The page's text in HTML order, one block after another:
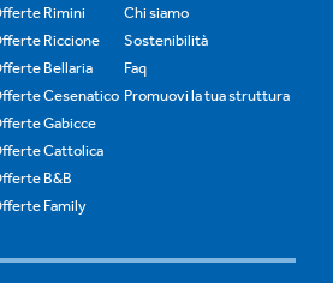
Rimini
Riccione
Bellaria
Cesenatico
Gabicce
Cattolica
B&B
Family
Chi siamo
Sostenibilità
Faq
Promuovi la tua struttura